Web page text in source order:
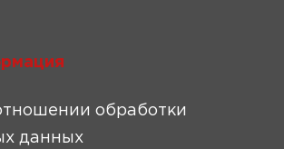
обработки
данных